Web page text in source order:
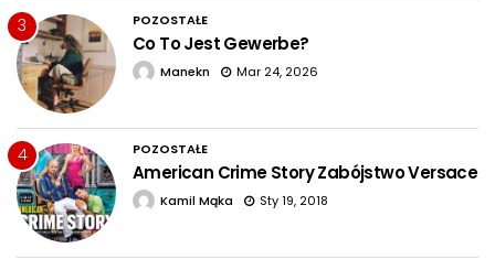
3 POZOSTAŁE
Co To Jest Gewerbe?
Manekn Mar 24, 2026
4 POZOSTAŁE
American Crime Story Zabójstwo Versace
Kamil Mąka Sty 19, 2018